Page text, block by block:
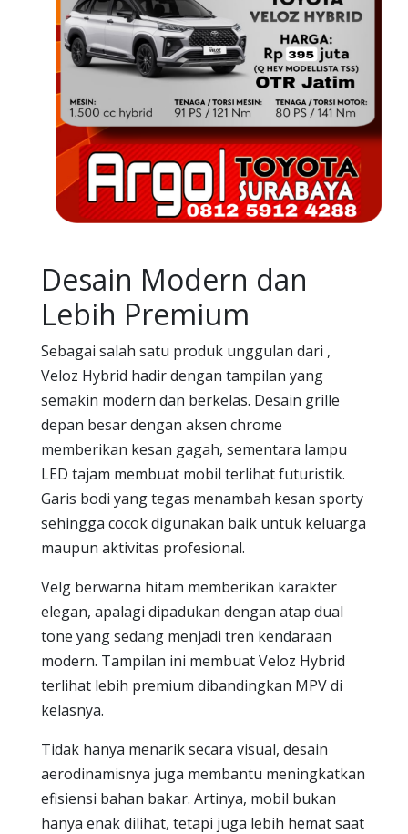
Desain Modern dan
Lebih Premium
Sebagai salah satu produk unggulan dari ,
Veloz Hybrid hadir dengan tampilan yang
semakin modern dan berkelas. Desain grille
depan besar dengan aksen chrome
memberikan kesan gagah, sementara lampu
LED tajam membuat mobil terlihat futuristik.
Garis bodi yang tegas menambah kesan sporty
sehingga cocok digunakan baik untuk keluarga
maupun aktivitas profesional.
Velg berwarna hitam memberikan karakter
elegan, apalagi dipadukan dengan atap dual
tone yang sedang menjadi tren kendaraan
modern. Tampilan ini membuat Veloz Hybrid
terlihat lebih premium dibandingkan MPV di
kelasnya.
Tidak hanya menarik secara visual, desain
aerodinamisnya juga membantu meningkatkan
efisiensi bahan bakar. Artinya, mobil bukan
hanya enak dilihat, tetapi juga lebih hemat saat